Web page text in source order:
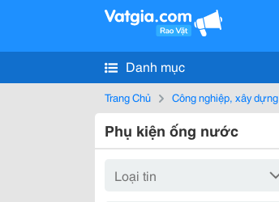
Danh mục
Trang Chủ Công nghiệp, xây dựng
Phụ kiện ống nước